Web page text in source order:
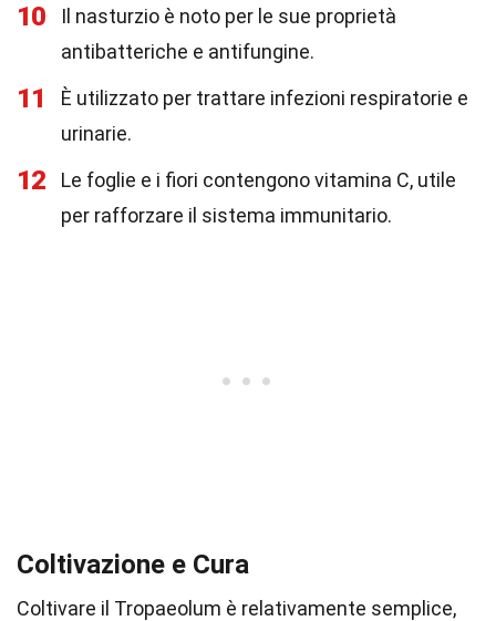
10
Il nasturzio è noto per le sue proprietà
antibatteriche e antifungine.
11
È utilizzato per trattare infezioni respiratorie e
urinarie.
12
Le foglie e i fiori contengono vitamina C, utile
per rafforzare il sistema immunitario.
Coltivazione e Cura
Coltivare il Tropaeolum è relativamente semplice,